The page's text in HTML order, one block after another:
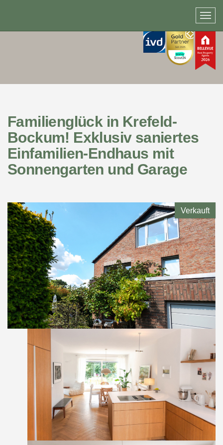
Familienglück in Krefeld-
Bockum! Exklusiv saniertes
Einfamilien-Endhaus mit
Sonnengarten und Garage
Verkauft